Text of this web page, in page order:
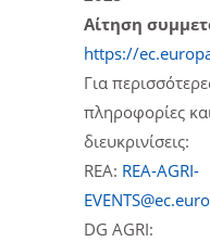
Αίτηση
https://
Για
πληροφορίες και
διευκρινίσεις:
REA: REA-AGRI-
DG AGRI: